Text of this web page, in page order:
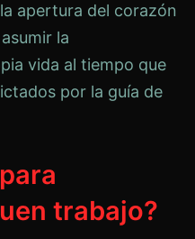
apertura del corazón
la
vida al tiempo que
por la guía de
trabajo?